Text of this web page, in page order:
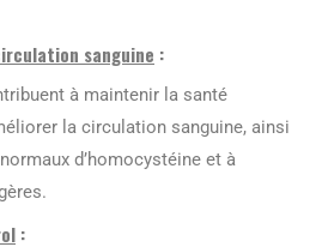
sanguine :
à maintenir la santé
la circulation sanguine, ainsi
d’homocystéine et à
: